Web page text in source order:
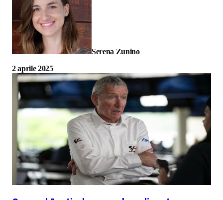
Serena Zunino
2 aprile 2025